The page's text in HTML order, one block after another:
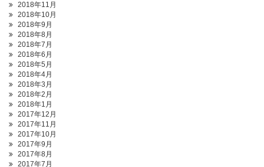
2018年11月
2018年10月
2018年9月
2018年8月
2018年7月
2018年6月
2018年5月
2018年4月
2018年3月
2018年2月
2018年1月
2017年12月
2017年11月
2017年10月
2017年9月
2017年8月
2017年7月